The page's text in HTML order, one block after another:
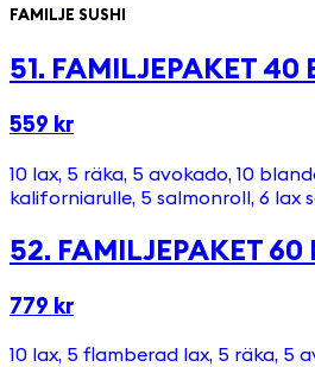
FAMILJE SUSHI
51. FAMILJEPAKET 40
559 kr
10 lax, 5 räka, 5 avokado, 10
kaliforniarulle, 5 salmonroll, 6 lax
52. FAMILJEPAKET 60
779 kr
10 lax, 5 flamberad lax, 5 räka, 5